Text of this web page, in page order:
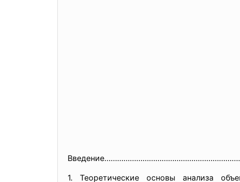
1. Теоретические основы анализа